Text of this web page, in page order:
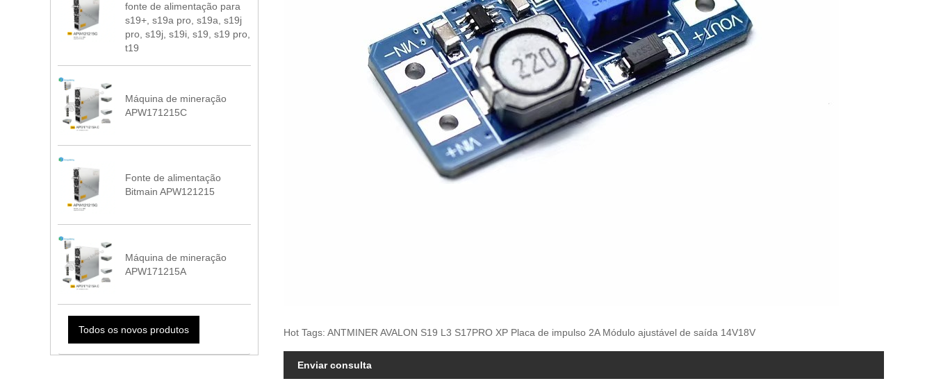
fonte de alimentação para
s19+, s19a pro, s19a, s19j
pro, s19j, s19i, s19, s19 pro,
t19
Máquina de mineração
APW171215C
Fonte de alimentação
Bitmain APW121215
Máquina de mineração
APW171215A
Todos os novos produtos Hot Tags: ANTMINER AVALON S19 L3 S17PRO XP Placa de impulso 2A Módulo ajustável de saída 14V18V
Enviar consulta